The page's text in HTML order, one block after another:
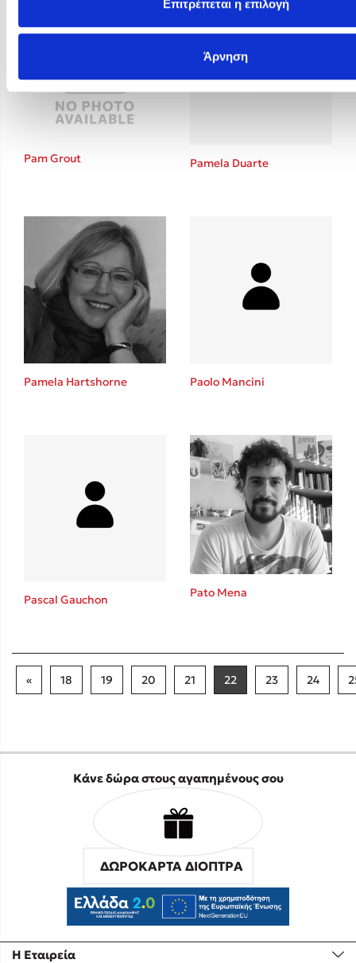
Επιτρέπεται η επιλογή
Άρνηση
Pam Grout Pamela Duarte
Pamela Hartshorne Paolo Mancini
Pascal Gauchon
Pato Mena
« 18 19 20 21 22 23 24
Η Εταιρεία
Κάνε δώρα στους αγαπημένους σου
ΔΩΡΟΚΑΡΤΑ ΔΙΟΠΤΡΑ